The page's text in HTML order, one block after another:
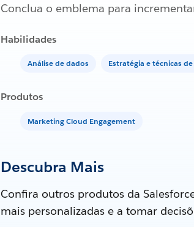
Conclua o emblema para
Habilidades
Análise de dados Estratégia e técnicas
Produtos
Marketing Cloud Engagement
Descubra Mais
Confira outros produtos da
mais personalizadas e a tomar